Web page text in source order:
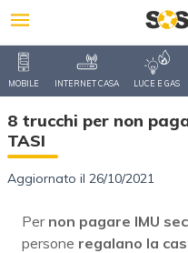
MOBILE INTERNET CASA LUCE E GAS
8 trucchi per non
TASI
Aggiornato il 26/10/2021
Per non pagare IMU
persone regalano la